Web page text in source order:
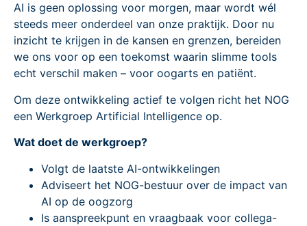
AI is geen oplossing voor morgen, maar wordt wél
steeds meer onderdeel van onze praktijk. Door nu
inzicht te krijgen in de kansen en grenzen, bereiden
we ons voor op een toekomst waarin slimme tools
echt verschil maken – voor oogarts en patiënt.
Om deze ontwikkeling actief te volgen richt het NOG
een Werkgroep Artificial Intelligence op.
Wat doet de werkgroep?
Volgt de laatste AI-ontwikkelingen
Adviseert het NOG-bestuur over de impact van
AI op de oogzorg
Is aanspreekpunt en vraagbaak voor collega-